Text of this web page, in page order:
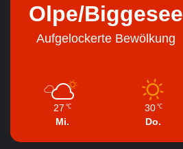
Olpe/Biggesee
Aufgelockerte Bewölkung
27 ℃
Mi.
30 ℃
Do.